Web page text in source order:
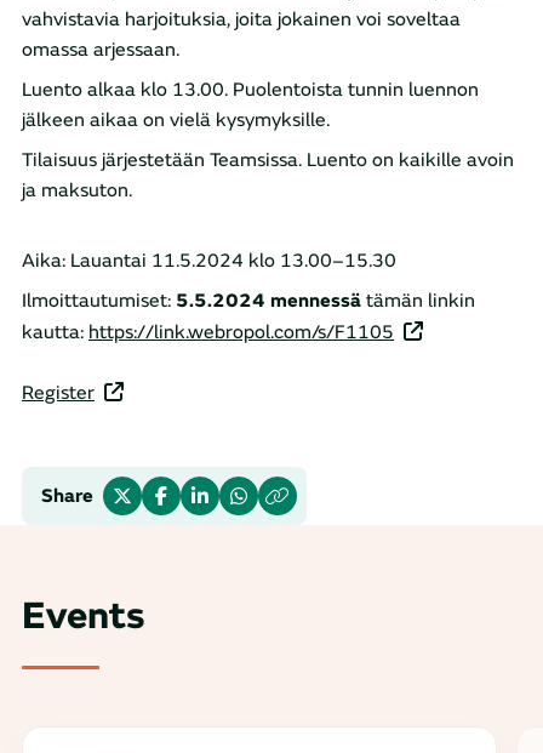
vahvistavia harjoituksia, joita jokainen voi soveltaa
omassa arjessaan.
Luento alkaa klo 13.00. Puolentoista tunnin luennon
jälkeen aikaa on vielä kysymyksille.
Tilaisuus järjestetään Teamsissa. Luento on kaikille avoin
ja maksuton.
Aika: Lauantai 11.5.2024 klo 13.00–15.30
Ilmoittautumiset: 5.5.2024 mennessä tämän linkin
kautta: https://link.webropol.com/s/F1105
Register
Share
Events